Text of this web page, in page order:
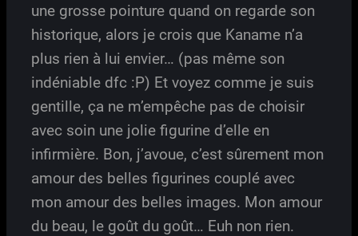
une grosse pointure quand on regarde son
historique, alors je crois que Kaname n’a
plus rien à lui envier… (pas même son
indéniable dfc :P) Et voyez comme je suis
gentille, ça ne m’empêche pas de choisir
avec soin une jolie figurine d’elle en
infirmière. Bon, j’avoue, c’est sûrement mon
amour des belles figurines couplé avec
mon amour des belles images. Mon amour
du beau, le goût du goût… Euh non rien.